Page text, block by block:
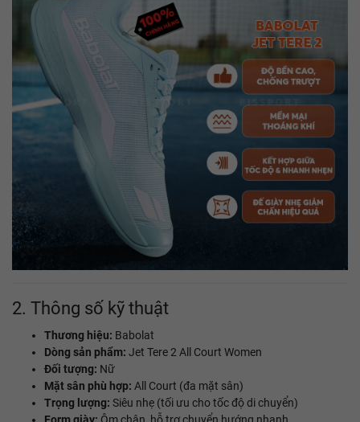
2. Thông số kỹ thuật
Thương hiệu: Babolat
Dòng sản phẩm: Jet Tere 2 All Court Women
Đối tượng: Nữ
Mặt sân phù hợp: All Court (đa mặt sân)
Trọng lượng: Siêu nhẹ (tối ưu cho tốc độ di chuyển)